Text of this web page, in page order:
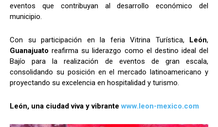
eventos que contribuyan al desarrollo económico del
municipio.
Con su participación en la feria Vitrina Turística, León,
Guanajuato reafirma su liderazgo como el destino ideal del
Bajío para la realización de eventos de gran escala,
consolidando su posición en el mercado latinoamericano y
proyectando su excelencia en hospitalidad y turismo.
León, una ciudad viva y vibrantewww.leon-mexico.com